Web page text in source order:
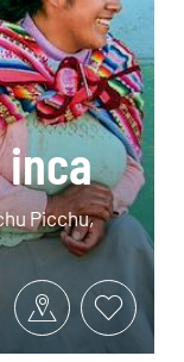
inca
Picchu,